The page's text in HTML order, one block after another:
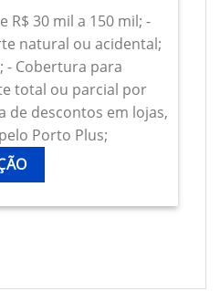
R$ 30 mil a 150 mil; -
natural ou acidental;
- Cobertura para
total ou parcial por
de descontos em lojas,
Porto Plus;